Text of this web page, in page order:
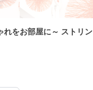
れをお部屋に～ ストリ